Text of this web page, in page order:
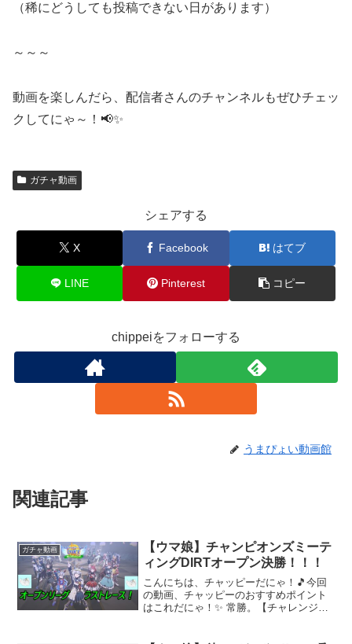
（稀にどうしても投稿できない日があります）
～～～
動画を楽しんだら、配信者さんのチャンネルもぜひチェッ
クしてにゃ～！📢✨
ガチャ動画
シェアする
X Facebook はてブ
LINE Pinterest コピー
chippeiをフォローする
うまぴょい動画館
関連記事
ガチャ動画
【ウマ娘】チャンピオンズミーテ
ィングDIRTオープン決勝！！！
こんにちは、チャッピーだにゃ！🎵今回
の動画、チャッピーのおすすめポイント
はこれだにゃ！✨ 常勝。【チャレンジ